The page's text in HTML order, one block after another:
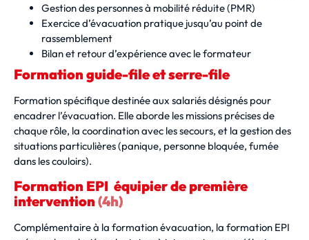
Gestion des personnes à mobilité réduite (PMR)
Exercice d’évacuation pratique jusqu’au point de
rassemblement
Bilan et retour d’expérience avec le formateur
Formation guide-file et serre-file
Formation spécifique destinée aux salariés désignés pour
encadrer l’évacuation. Elle aborde les missions précises de
chaque rôle, la coordination avec les secours, et la gestion des
situations particulières (panique, personne bloquée, fumée
dans les couloirs).
Formation EPI équipier de première
intervention(4h)
Complémentaire à la formation évacuation, la formation EPI